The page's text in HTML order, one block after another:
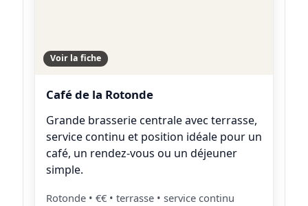
Voir la fiche
Café de la Rotonde
Grande brasserie centrale avec terrasse,
service continu et position idéale pour un
café, un rendez-vous ou un déjeuner
simple.
Rotonde • €€ • terrasse • service continu